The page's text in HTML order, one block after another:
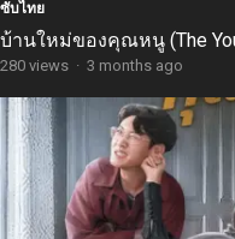
ซับไทย
บ้านใหม่ของคุณหนู (The
280 views · 3 months ago